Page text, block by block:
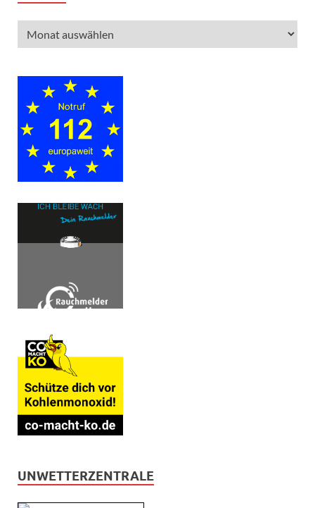
UNWETTERZENTRALE